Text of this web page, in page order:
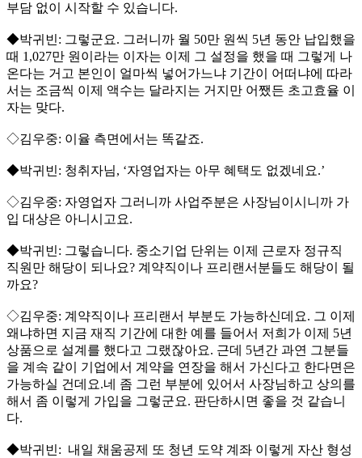
부담 없이 시작할 수 있습니다.
◆박귀빈: 그렇군요. 그러니까 월 50만 원씩 5년 동안 납입했을
때 1,027만 원이라는 이자는 이제 그 설정을 했을 때 그렇게 나
온다는 거고 본인이 얼마씩 넣어가느냐 기간이 어떠냐에 따라
서는 조금씩 이제 액수는 달라지는 거지만 어쨌든 초고효율 이
자는 맞다.
◇김우중: 이율 측면에서는 똑같죠.
◆박귀빈: 청취자님, ‘자영업자는 아무 혜택도 없겠네요.’
◇김우중: 자영업자 그러니까 사업주분은 사장님이시니까 가
입 대상은 아니시고요.
◆박귀빈: 그렇습니다. 중소기업 단위는 이제 근로자 정규직
직원만 해당이 되나요? 계약직이나 프리랜서분들도 해당이 될
까요?
◇김우중: 계약직이나 프리랜서 부분도 가능하신데요. 그 이제
왜냐하면 지금 재직 기간에 대한 예를 들어서 저희가 이제 5년
상품으로 설계를 했다고 그랬잖아요. 근데 5년간 과연 그분들
을 계속 같이 기업에서 계약을 연장을 해서 가신다고 한다면은
가능하실 건데요.네 좀 그런 부분에 있어서 사장님하고 상의를
해서 좀 이렇게 가입을 그렇군요. 판단하시면 좋을 것 같습니
다.
◆박귀빈: 내일 채움공제 또 청년 도약 계좌 이렇게 자산 형성